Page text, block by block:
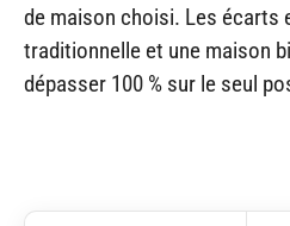
de maison choisi. Les écarts
traditionnelle et une maison
dépasser 100 % sur le seul